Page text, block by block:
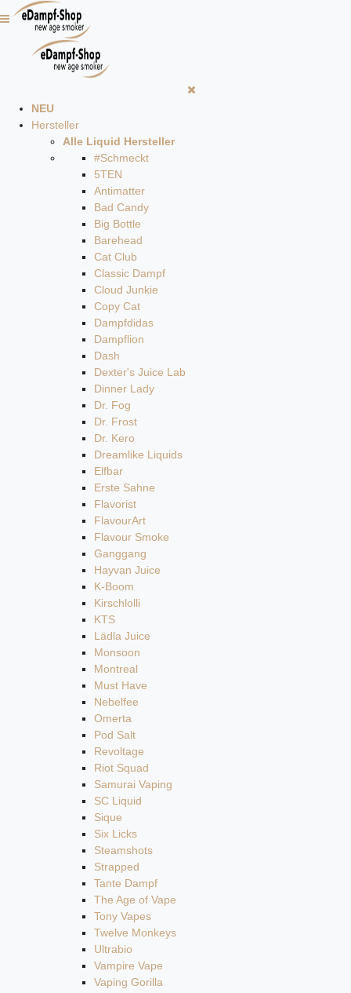
NEU
Hersteller
Alle Liquid Hersteller
#Schmeckt
5TEN
Antimatter
Bad Candy
Big Bottle
Barehead
Cat Club
Classic Dampf
Cloud Junkie
Copy Cat
Dampfdidas
Dampflion
Dash
Dexter's Juice Lab
Dinner Lady
Dr. Fog
Dr. Frost
Dr. Kero
Dreamlike Liquids
Elfbar
Erste Sahne
Flavorist
FlavourArt
Flavour Smoke
Ganggang
Hayvan Juice
K-Boom
Kirschlolli
KTS
Lädla Juice
Monsoon
Montreal
Must Have
Nebelfee
Omerta
Pod Salt
Revoltage
Riot Squad
Samurai Vaping
SC Liquid
Sique
Six Licks
Steamshots
Strapped
Tante Dampf
The Age of Vape
Tony Vapes
Twelve Monkeys
Ultrabio
Vampire Vape
Vaping Gorilla